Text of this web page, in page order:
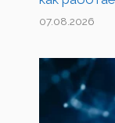
07.08.2026